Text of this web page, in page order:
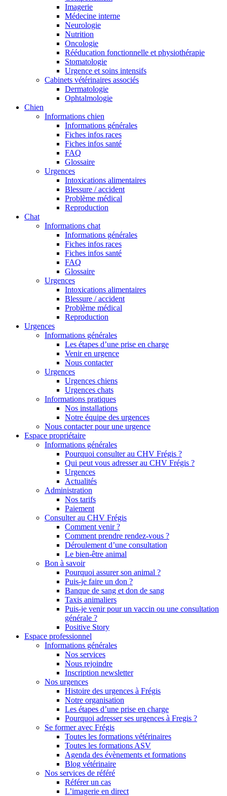
Imagerie
Médecine interne
Neurologie
Nutrition
Oncologie
Rééducation fonctionnelle et physiothérapie
Stomatologie
Urgence et soins intensifs
Cabinets vétérinaires associés
Dermatologie
Ophtalmologie
Chien
Informations chien
Informations générales
Fiches infos races
Fiches infos santé
FAQ
Glossaire
Urgences
Intoxications alimentaires
Blessure / accident
Problème médical
Reproduction
Chat
Informations chat
Informations générales
Fiches infos races
Fiches infos santé
FAQ
Glossaire
Urgences
Intoxications alimentaires
Blessure / accident
Problème médical
Reproduction
Urgences
Informations générales
Les étapes d’une prise en charge
Venir en urgence
Nous contacter
Urgences
Urgences chiens
Urgences chats
Informations pratiques
Nos installations
Notre équipe des urgences
Nous contacter pour une urgence
Espace propriétaire
Informations générales
Pourquoi consulter au CHV Frégis ?
Qui peut vous adresser au CHV Frégis ?
Urgences
Actualités
Administration
Nos tarifs
Paiement
Consulter au CHV Frégis
Comment venir ?
Comment prendre rendez-vous ?
Déroulement d’une consultation
Le bien-être animal
Bon à savoir
Pourquoi assurer son animal ?
Puis-je faire un don ?
Banque de sang et don de sang
Taxis animaliers
Puis-je venir pour un vaccin ou une consultation
générale ?
Positive Story
Espace professionnel
Informations générales
Nos services
Nous rejoindre
Inscription newsletter
Nos urgences
Histoire des urgences à Frégis
Notre organisation
Les étapes d’une prise en charge
Pourquoi adresser ses urgences à Fregis ?
Se former avec Frégis
Toutes les formations vétérinaires
Toutes les formations ASV
Agenda des évènements et formations
Blog vétérinaire
Nos services de référé
Référer un cas
L’imagerie en direct